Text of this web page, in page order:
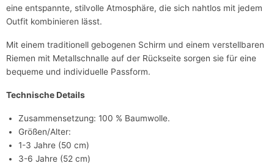
eine entspannte, stilvolle Atmosphäre, die sich nahtlos mit jedem
Outfit kombinieren lässt.
Mit einem traditionell gebogenen Schirm und einem verstellbaren
Riemen mit Metallschnalle auf der Rückseite sorgen sie für eine
bequeme und individuelle Passform.
Technische Details
Zusammensetzung: 100 % Baumwolle.
Größen/Alter:
1-3 Jahre (50 cm)
3-6 Jahre (52 cm)